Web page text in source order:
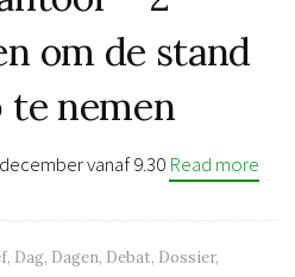
om de stand
te nemen
vanaf 9.30 Read more
, Dag, Dagen, Debat, Dossier,